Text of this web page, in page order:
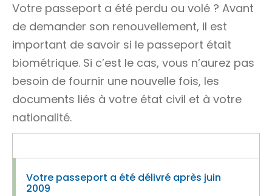
Votre passeport a été perdu ou volé ? Avant
de demander son renouvellement, il est
important de savoir si le passeport était
biométrique. Si c’est le cas, vous n’aurez pas
besoin de fournir une nouvelle fois, les
documents liés à votre état civil et à votre
nationalité.
Votre passeport a été délivré après juin
2009